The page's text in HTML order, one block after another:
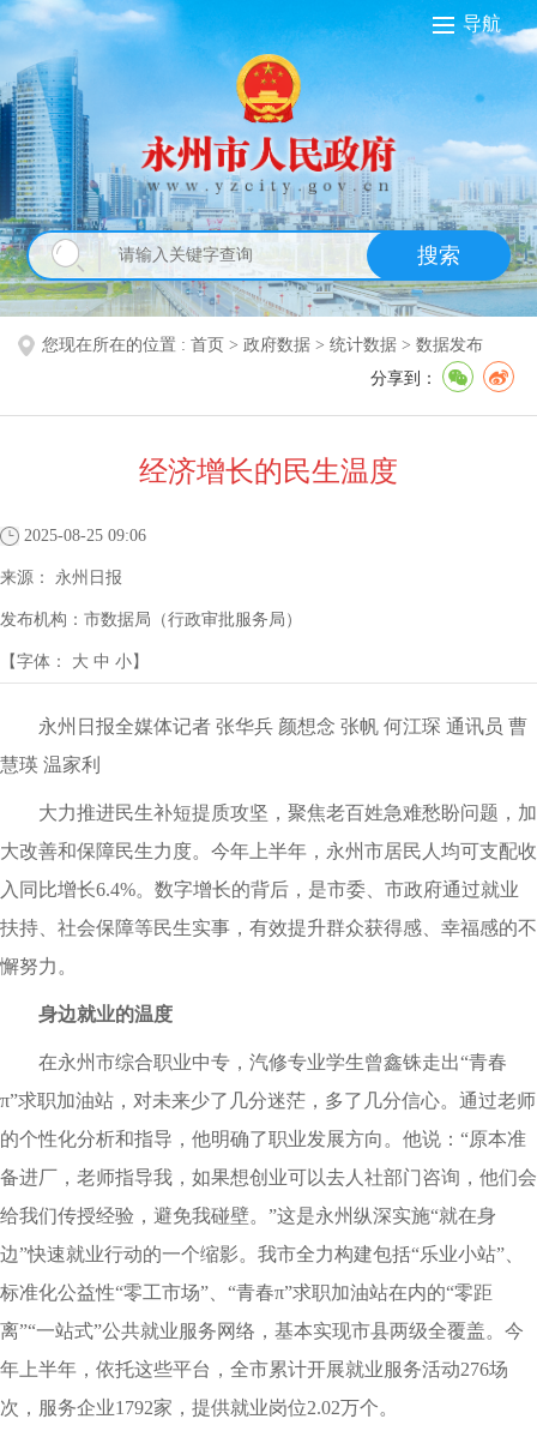
导航
搜索
您现在所在的位置 : 首页 > 政府数据 > 统计数据 > 数据发布
分享到：
经济增长的民生温度
2025-08-25 09:06
来源： 永州日报
发布机构： 市数据局（行政审批服务局）
【字体： 大 中 小】
永州日报全媒体记者 张华兵 颜想念 张帆 何江琛 通讯员 曹
慧瑛 温家利
大力推进民生补短提质攻坚，聚焦老百姓急难愁盼问题，加
大改善和保障民生力度。今年上半年，永州市居民人均可支配收
入同比增长6.4%。数字增长的背后，是市委、市政府通过就业
扶持、社会保障等民生实事，有效提升群众获得感、幸福感的不
懈努力。
身边就业的温度
在永州市综合职业中专，汽修专业学生曾鑫铢走出“青春
π”求职加油站，对未来少了几分迷茫，多了几分信心。通过老师
的个性化分析和指导，他明确了职业发展方向。他说：“原本准
备进厂，老师指导我，如果想创业可以去人社部门咨询，他们会
给我们传授经验，避免我碰壁。”这是永州纵深实施“就在身
边”快速就业行动的一个缩影。我市全力构建包括“乐业小站”、
标准化公益性“零工市场”、“青春π”求职加油站在内的“零距
离”“一站式”公共就业服务网络，基本实现市县两级全覆盖。今
年上半年，依托这些平台，全市累计开展就业服务活动276场
次，服务企业1792家，提供就业岗位2.02万个。